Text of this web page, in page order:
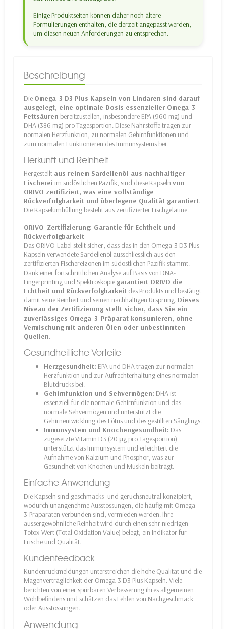
Einige Produktseiten können daher noch ältere
Formulierungen enthalten, die derzeit angepasst werden,
um diesen neuen Anforderungen zu entsprechen.
Beschreibung
Die Omega-3 D3 Plus Kapseln von Lindaren sind darauf
ausgelegt, eine optimale Dosis essenzieller Omega-3-
Fettsäuren bereitzustellen, insbesondere EPA (960 mg) und
DHA (386 mg) pro Tagesportion. Diese Nährstoffe tragen zur
normalen Herzfunktion, zu normalen Gehirnfunktionen und
zum normalen Funktionieren des Immunsystems bei.
Herkunft und Reinheit
Hergestellt aus reinem Sardellenöl aus nachhaltiger
Fischerei im südöstlichen Pazifik, sind diese Kapseln von
ORIVO zertifiziert, was eine vollständige
Rückverfolgbarkeit und überlegene Qualität garantiert.
Die Kapselumhüllung besteht aus zertifizierter Fischgelatine.
ORIVO-Zertifizierung: Garantie für Echtheit und
Rückverfolgbarkeit
Das ORIVO-Label stellt sicher, dass das in den Omega-3 D3 Plus
Kapseln verwendete Sardellenöl ausschliesslich aus den
zertifizierten Fischereizonen im südöstlichen Pazifik stammt.
Dank einer fortschrittlichen Analyse auf Basis von DNA-
Fingerprinting und Spektroskopie garantiert ORIVO die
Echtheit und Rückverfolgbarkeit des Produkts und bestätigt
damit seine Reinheit und seinen nachhaltigen Ursprung. Dieses
Niveau der Zertifizierung stellt sicher, dass Sie ein
zuverlässiges Omega-3-Präparat konsumieren, ohne
Vermischung mit anderen Ölen oder unbestimmten
Quellen.
Gesundheitliche Vorteile
Herzgesundheit: EPA und DHA tragen zur normalen
Herzfunktion und zur Aufrechterhaltung eines normalen
Blutdrucks bei.
Gehirnfunktion und Sehvermögen: DHA ist
essenziell für die normale Gehirnfunktion und das
normale Sehvermögen und unterstützt die
Gehirnentwicklung des Fötus und des gestillten Säuglings.
Immunsystem und Knochengesundheit: Das
zugesetzte Vitamin D3 (20 μg pro Tagesportion)
unterstützt das Immunsystem und erleichtert die
Aufnahme von Kalzium und Phosphor, was zur
Gesundheit von Knochen und Muskeln beiträgt.
Einfache Anwendung
Die Kapseln sind geschmacks- und geruchsneutral konzipiert,
wodurch unangenehme Ausstossungen, die häufig mit Omega-
3-Präparaten verbunden sind, vermieden werden. Ihre
aussergewöhnliche Reinheit wird durch einen sehr niedrigen
Totox-Wert (Total Oxidation Value) belegt, ein Indikator für
Frische und Qualität.
Kundenfeedback
Kundenrückmeldungen unterstreichen die hohe Qualität und die
Magenverträglichkeit der Omega-3 D3 Plus Kapseln. Viele
berichten von einer spürbaren Verbesserung ihres allgemeinen
Wohlbefindens und schätzen das Fehlen von Nachgeschmack
oder Ausstossungen.
Anwendung